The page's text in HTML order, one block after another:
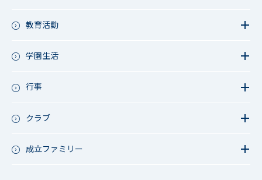
教育活動
教育活動（高校）
アース・プロジェクト
学園生活
今日の1枚～ｸﾗｽ&ｸﾗﾌﾞ編～
行事
成立祭（文化祭）
クラブ
軟式野球
成立ファミリー